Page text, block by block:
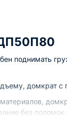
поднимать
без поломок